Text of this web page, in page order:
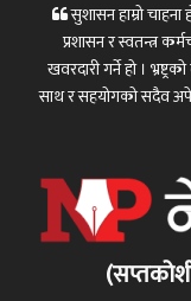
सुशासन हाम्रो चाहना
प्रशासन र स्वतन्त्र
खवरदारी गर्ने हो ।
साथ र सहयोगको सदैव